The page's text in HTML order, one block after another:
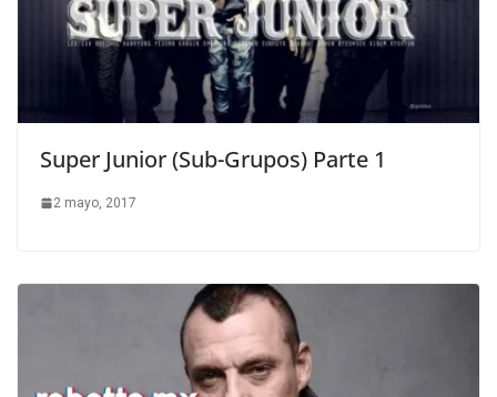
Super Junior (Sub-Grupos) Parte 1
2 mayo, 2017